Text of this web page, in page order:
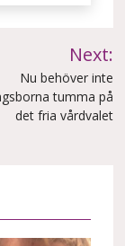
Next:
Nu behöver inte
tumma på
det fria vårdvalet